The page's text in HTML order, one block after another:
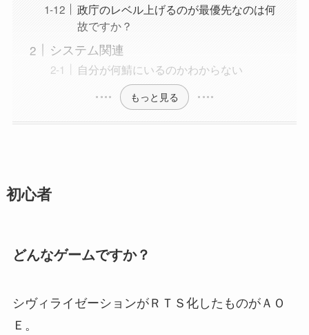
政庁のレベル上げるのが最優先なのは何
故ですか？
システム関連
自分が何鯖にいるのかわからない
もっと見る
初心者
どんなゲームですか？
シヴィライゼーションがＲＴＳ化したものがＡＯ
Ｅ。